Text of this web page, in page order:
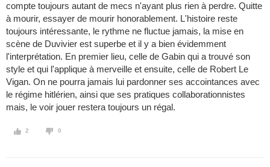
compte toujours autant de mecs n'ayant plus rien à perdre. Quitte
à mourir, essayer de mourir honorablement. L'histoire reste
toujours intéressante, le rythme ne fluctue jamais, la mise en
scène de Duvivier est superbe et il y a bien évidemment
l'interprétation. En premier lieu, celle de Gabin qui a trouvé son
style et qui l'applique à merveille et ensuite, celle de Robert Le
Vigan. On ne pourra jamais lui pardonner ses accointances avec
le régime hitlérien, ainsi que ses pratiques collaborationnistes
mais, le voir jouer restera toujours un régal.
2 0